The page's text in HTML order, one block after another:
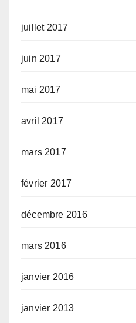
juillet 2017
juin 2017
mai 2017
avril 2017
mars 2017
février 2017
décembre 2016
mars 2016
janvier 2016
janvier 2013